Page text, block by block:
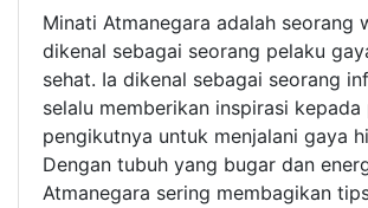
Minati Atmanegara adalah seorang
dikenal sebagai seorang pelaku
sehat. Ia dikenal sebagai seorang
selalu memberikan inspirasi kepada
pengikutnya untuk menjalani gaya
Dengan tubuh yang bugar dan
Atmanegara sering membagikan